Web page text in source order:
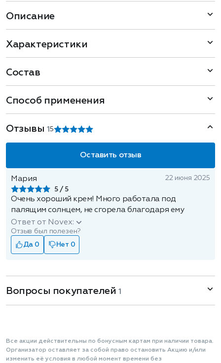
Описание
Характеристики
Состав
Способ применения
Отзывы1 5
Оставить отзыв
Мария
5
22 июня 2025
Очень хороший крем! Много работала под
палящим солнцем, не сгорела благодаря ему
Ответ от Novex:
Отзыв был полезен?
Да 0
Нет 0
Вопросы покупателей 1
Все акции действительны по бонусным картам при наличии товара.
Организатор оставляет за собой право остановить Акцию и/или
изменить её условия в любой момент времени без